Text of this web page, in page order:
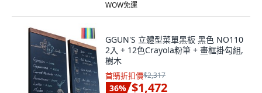
WOW免運
GGUN'S 立體型菜單黑板 黑色 NO110
2入 + 12色Crayola粉筆 + 畫框掛勾組,
樹木
首購折扣價$2,317
36% $1,472